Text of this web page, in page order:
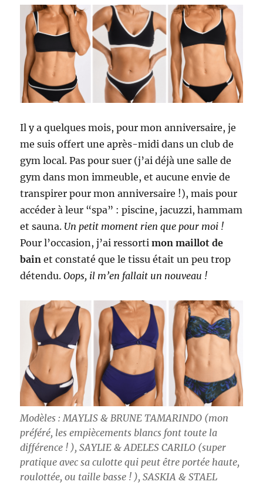
Il y a quelques mois, pour mon anniversaire, je
me suis offert une après-midi dans un club de
gym local. Pas pour suer (j’ai déjà une salle de
gym dans mon immeuble, et aucune envie de
transpirer pour mon anniversaire !), mais pour
accéder à leur “spa” : piscine, jacuzzi, hammam
et sauna. Un petit moment rien que pour moi !
Pour l’occasion, j’ai ressortimon maillot de
bain et constaté que le tissu était un peu trop
détendu.Oops, il m’en fallait un nouveau !
Modèles : MAYLIS & BRUNE TAMARINDO (mon
préféré, les empiècements blancs font toute la
différence ! ), SAYLIE & ADELES CARILO (super
pratique avec sa culotte qui peut être portée haute,
roulottée, ou taille basse ! ), SASKIA & STAEL